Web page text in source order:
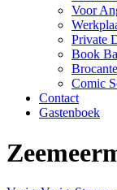
Voor
Private
Book
Brocante
Comic
Contact
Gastenboek